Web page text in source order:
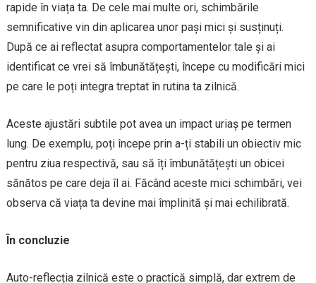
rapide în viața ta. De cele mai multe ori, schimbările
semnificative vin din aplicarea unor pași mici și susținuți.
După ce ai reflectat asupra comportamentelor tale și ai
identificat ce vrei să îmbunătățești, începe cu modificări mici
pe care le poți integra treptat în rutina ta zilnică.
Aceste ajustări subtile pot avea un impact uriaș pe termen
lung. De exemplu, poți începe prin a-ți stabili un obiectiv mic
pentru ziua respectivă, sau să îți îmbunătățești un obicei
sănătos pe care deja îl ai. Făcând aceste mici schimbări, vei
observa că viața ta devine mai împlinită și mai echilibrată.
În concluzie
Auto-reflecția zilnică este o practică simplă, dar extrem de